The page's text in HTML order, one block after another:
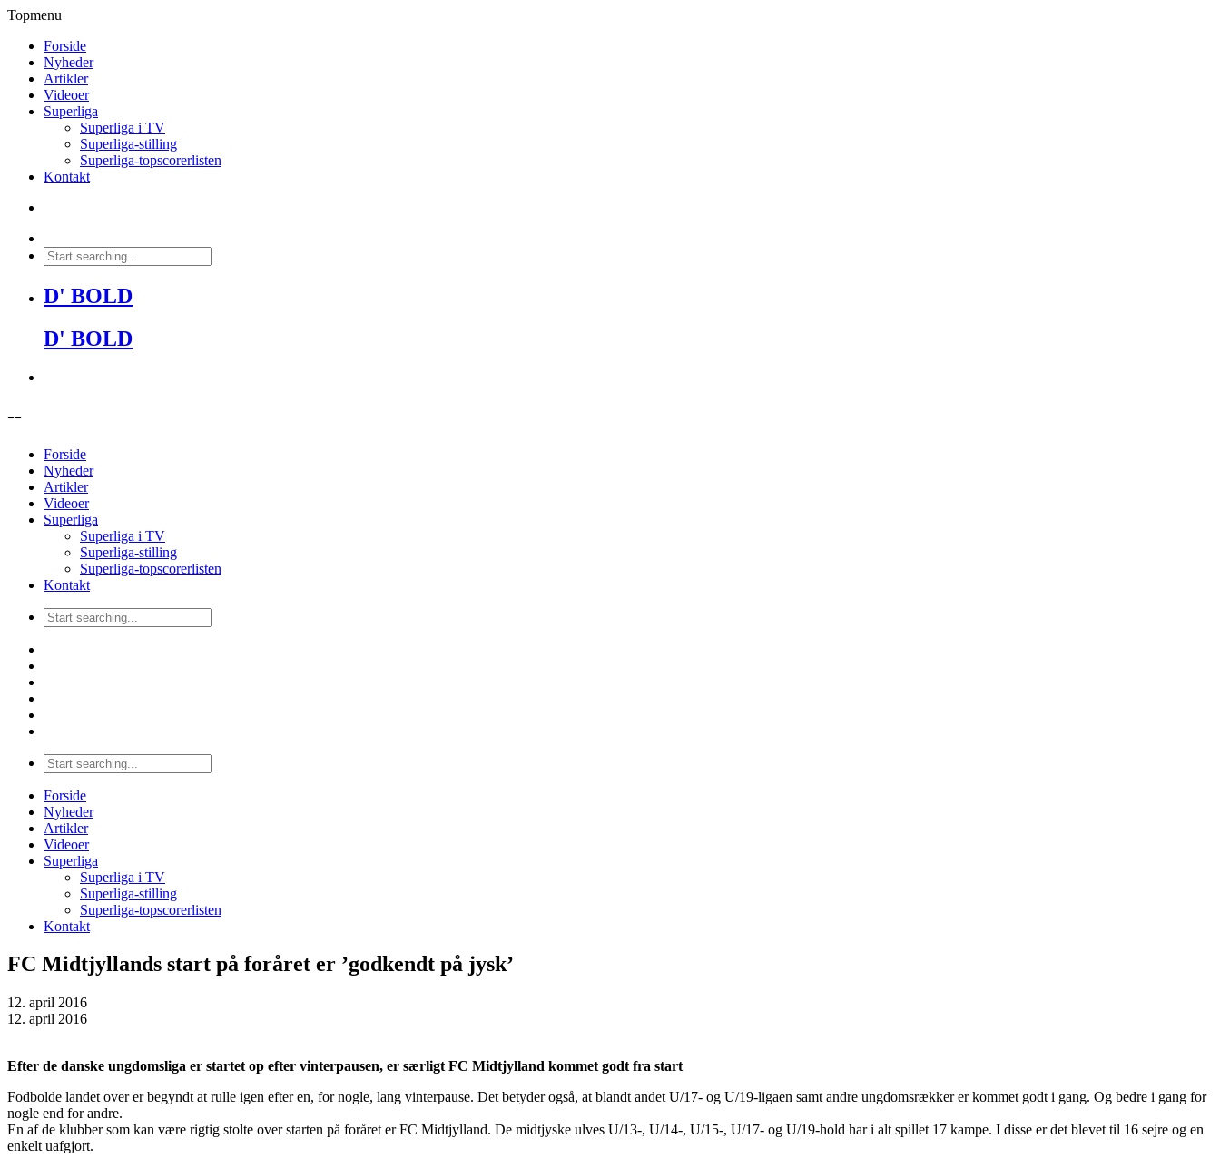
Topmenu
Forside
Nyheder
Artikler
Videoer
Superliga
Superliga i TV
Superliga-stilling
Superliga-topscorerlisten
Kontakt
D' BOLD
D' BOLD
--
Forside
Nyheder
Artikler
Videoer
Superliga
Superliga i TV
Superliga-stilling
Superliga-topscorerlisten
Kontakt
Forside
Nyheder
Artikler
Videoer
Superliga
Superliga i TV
Superliga-stilling
Superliga-topscorerlisten
Kontakt
FC Midtjyllands start på foråret er ’godkendt på jysk’
12. april 2016
12. april 2016
Efter de danske ungdomsliga er startet op efter vinterpausen, er særligt FC Midtjylland kommet godt fra start
Fodbolde landet over er begyndt at rulle igen efter en, for nogle, lang vinterpause. Det betyder også, at blandt andet U/17- og U/19-ligaen samt andre ungdomsrækker er kommet godt i gang. Og bedre i gang for
nogle end for andre.
En af de klubber som kan være rigtig stolte over starten på foråret er FC Midtjylland. De midtjyske ulves U/13-, U/14-, U/15-, U/17- og U/19-hold har i alt spillet 17 kampe. I disse er det blevet til 16 sejre og en
enkelt uafgjort.